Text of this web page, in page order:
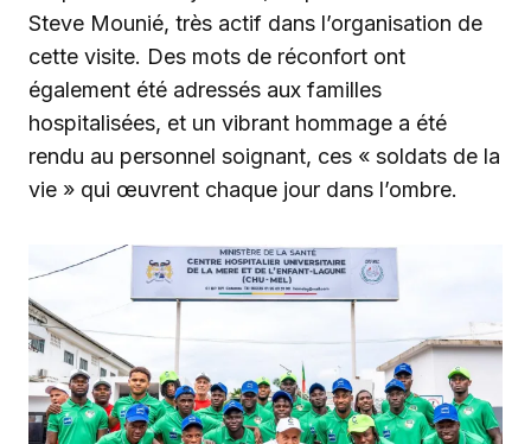
Steve Mounié, très actif dans l’organisation de
cette visite. Des mots de réconfort ont
également été adressés aux familles
hospitalisées, et un vibrant hommage a été
rendu au personnel soignant, ces « soldats de la
vie » qui œuvrent chaque jour dans l’ombre.